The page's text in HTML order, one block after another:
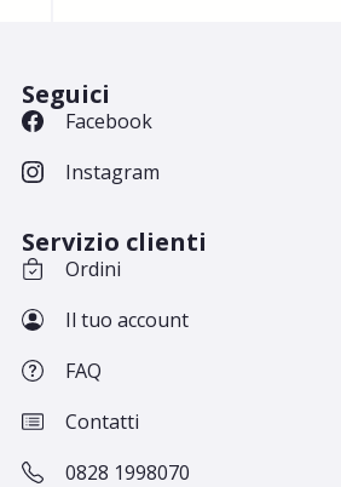
Servizio clienti
Ordini
Il tuo account
FAQ
Contatti
0828 1998070
Seguici
Facebook
Instagram